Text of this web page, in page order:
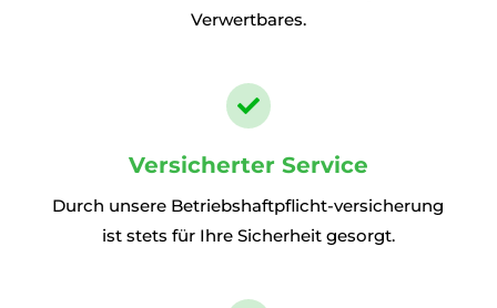
Verwertbares.

Versicherter Service
Durch unsere Betriebshaftpflicht-versicherung
ist stets für Ihre Sicherheit gesorgt.